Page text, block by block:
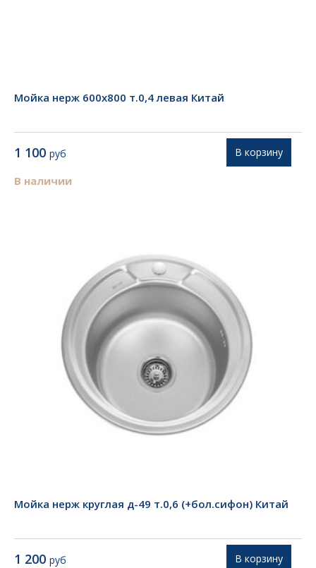
Мойка нерж 600х800 т.0,4 левая Китай
1 100 руб
В наличии
В корзину
Мойка нерж круглая д-49 т.0,6 (+бол.сифон) Китай
1 200 руб В корзину